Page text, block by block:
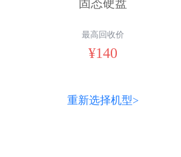
固态硬盘
最高回收价
¥140
重新选择机型>